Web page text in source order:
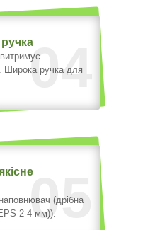
04
Широка ручка для
05
(дрібна
2-4 мм)).